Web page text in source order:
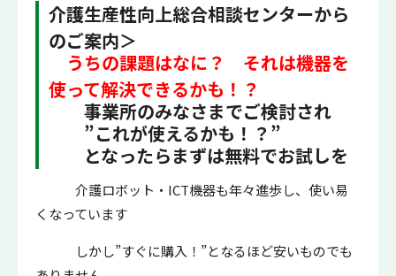
介護生産性向上総合相談センターから
のご案内＞
うちの課題はなに？ それは機器を
使って解決できるかも！？
事業所のみなさまでご検討され
”これが使えるかも！？”
となったらまずは無料でお試しを
介護ロボット・ICT機器も年々進歩し、 使い易
くなっています
しかし”すぐに購入！”となるほど安いものでも